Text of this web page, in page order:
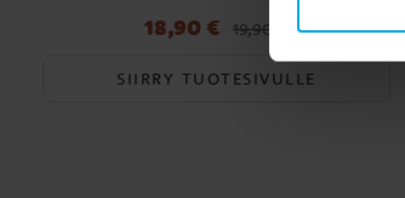
Nykyinen hinta:18,90 €Edellinen hinta:
19,90 €
18,90 € 19,90 €
SIIRRY TUOTESIVULLE